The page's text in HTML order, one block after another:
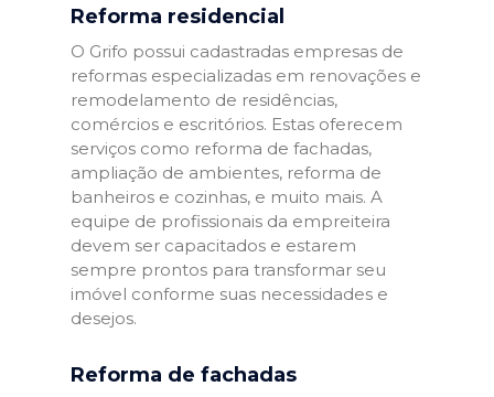
Reforma residencial
O Grifo possui cadastradas empresas de
reformas especializadas em renovações e
remodelamento de residências,
comércios e escritórios. Estas oferecem
serviços como reforma de fachadas,
ampliação de ambientes, reforma de
banheiros e cozinhas, e muito mais. A
equipe de profissionais da empreiteira
devem ser capacitados e estarem
sempre prontos para transformar seu
imóvel conforme suas necessidades e
desejos.
Reforma de fachadas